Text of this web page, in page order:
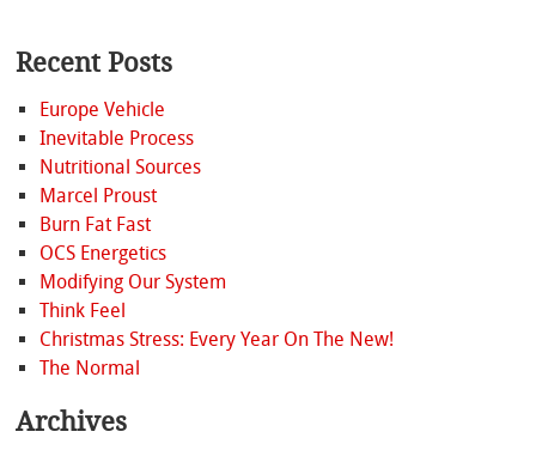
Recent Posts
Europe Vehicle
Inevitable Process
Nutritional Sources
Marcel Proust
Burn Fat Fast
OCS Energetics
Modifying Our System
Think Feel
Christmas Stress: Every Year On The New!
The Normal
Archives